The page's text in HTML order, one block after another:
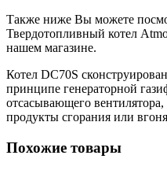
Также ниже Вы можете
Твердотопливный котел
нашем магазине.
Котел DC70S
принципе генераторной
отсасывающего вентилятора,
продукты сгорания или
Похожие товары